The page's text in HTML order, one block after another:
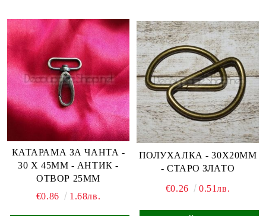
КАТАРАМА ЗА ЧАНТА -
30 Х 45ММ - АНТИК -
ОТВОР 25ММ
€0.86
1.68лв.
ПОЛУХАЛКА - 30Х20ММ
- СТАРО ЗЛАТО
€0.26 0.51лв.